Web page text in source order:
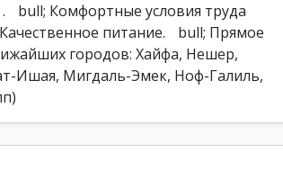
. bull; Комфортные условия труда
питание. bull; Прямое
городов: Хайфа, Нешер,
Ишая, Мигдаль-Эмек, Ноф-Галиль,